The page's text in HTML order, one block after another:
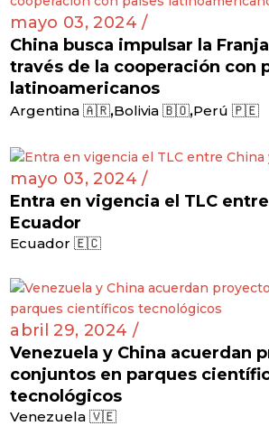
mayo 03, 2024 /
China busca impulsar la
través de la cooperación con
latinoamericanos
Argentina 🇦🇷,Bolivia 🇧🇴,Perú 🇵🇪
mayo 03, 2024 /
Entra en vigencia el TLC
Ecuador
Ecuador 🇪🇨
abril 29, 2024 /
Venezuela y China acuerdan
conjuntos en parques
tecnológicos
Venezuela 🇻🇪